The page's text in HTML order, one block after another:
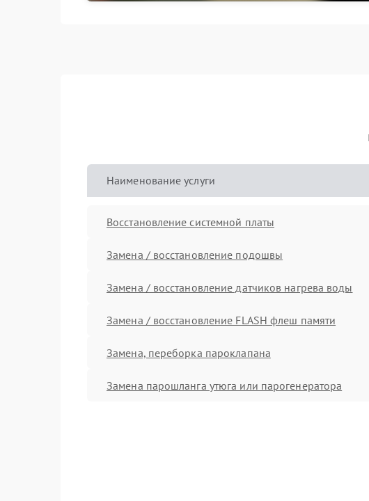
Наименование услуги
Восстановление системной платы
Замена / восстановление подошвы
Замена / восстановление датчиков нагрева воды
Замена / восстановление FLASH флеш памяти
Замена, переборка пароклапана
Замена парошланга утюга или парогенератора